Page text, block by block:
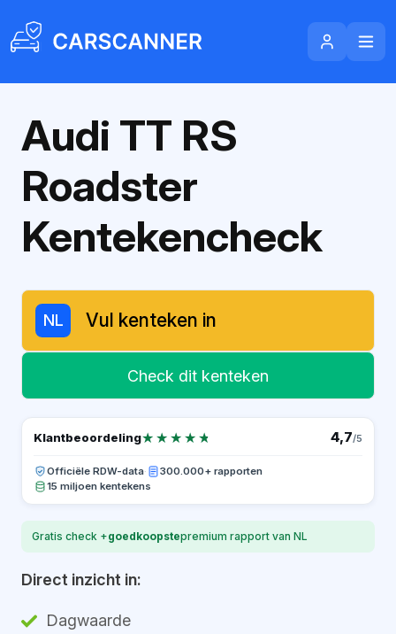
Audi TT RS
Roadster
Kentekencheck
NL
Check dit kenteken
Klantbeoordeling★★★★★
★★★★★ 4,7/5
Officiële RDW-data·
300.000+ rapporten
15 miljoen kentekens
Gratis check +goedkoopstepremium rapport van NL
Direct inzicht in:
Dagwaarde